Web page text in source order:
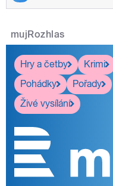
mujRozhlas
Hry a četby
Krimi
Pohádky
Pořady
Živé vysílání